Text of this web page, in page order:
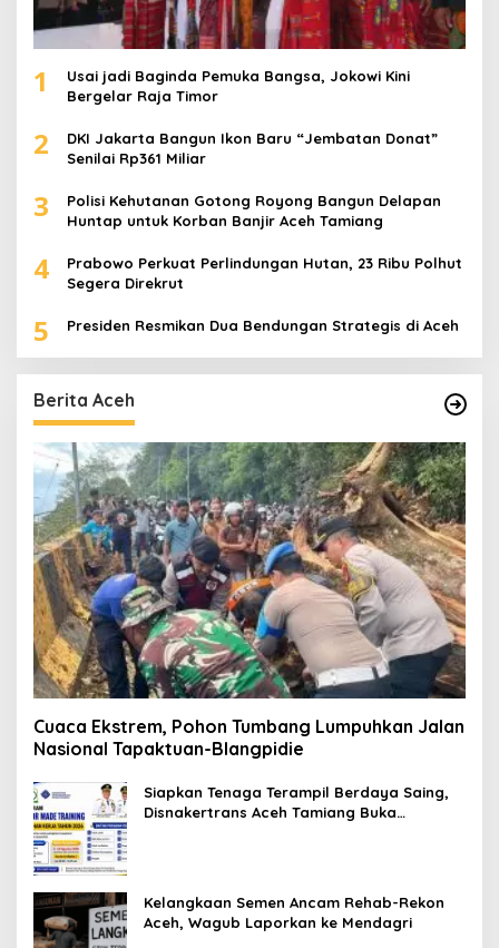
1
Usai jadi Baginda Pemuka Bangsa, Jokowi Kini
Bergelar Raja Timor
2
DKI Jakarta Bangun Ikon Baru “Jembatan Donat”
Senilai Rp361 Miliar
3
Polisi Kehutanan Gotong Royong Bangun Delapan
Huntap untuk Korban Banjir Aceh Tamiang
4
Prabowo Perkuat Perlindungan Hutan, 23 Ribu Polhut
Segera Direkrut
5 Presiden Resmikan Dua Bendungan Strategis di Aceh
Berita Aceh
Cuaca Ekstrem, Pohon Tumbang Lumpuhkan Jalan
Nasional Tapaktuan-Blangpidie
Siapkan Tenaga Terampil Berdaya Saing,
Disnakertrans Aceh Tamiang Buka
Kelangkaan Semen Ancam Rehab-Rekon
Aceh, Wagub Laporkan ke Mendagri